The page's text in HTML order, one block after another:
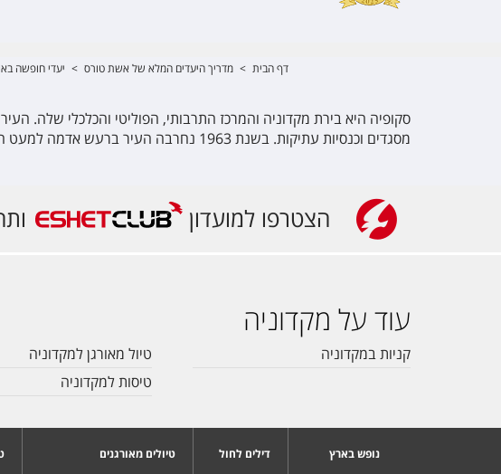
דף הבית > מדריך היעדים המלא של אשת טורס > יעדי חופשה
סקופיה היא בירת מקדוניה והמרכז התרבותי, הפוליטי והכלכלי שלה.
מסגדים וכנסיות עתיקות. בשנת 1963 נחרבה העיר ברעש אדמה למעט הרובע הטורקי של העיר וגשר האבן הידוע.
הצטרפו למועדון
עוד על מקדוניה
קניות במקדוניה
טיול מאורגן למקדוניה
טיסות למקדוניה
נופש בארץ
דילים לחול
טיולים מאורגנים